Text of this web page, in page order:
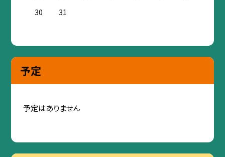
30
31
予定
予定はありません